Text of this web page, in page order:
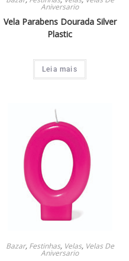
Aniversario
Vela Parabens Dourada Silver
Plastic
Leia mais
Bazar, Festinhas, Velas, Velas De
Aniversario